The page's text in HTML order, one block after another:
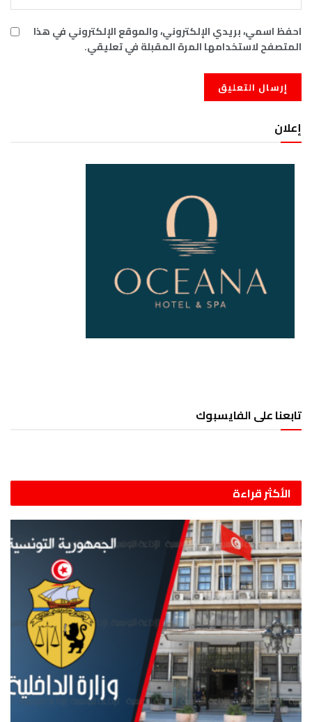
احفظ اسمي، بريدي الإلكتروني، والموقع الإلكتروني في هذا
المتصفح لاستخدامها المرة المقبلة في تعليقي.
إعلان
تابعنا على الفايسبوك
الأكثر قراءة